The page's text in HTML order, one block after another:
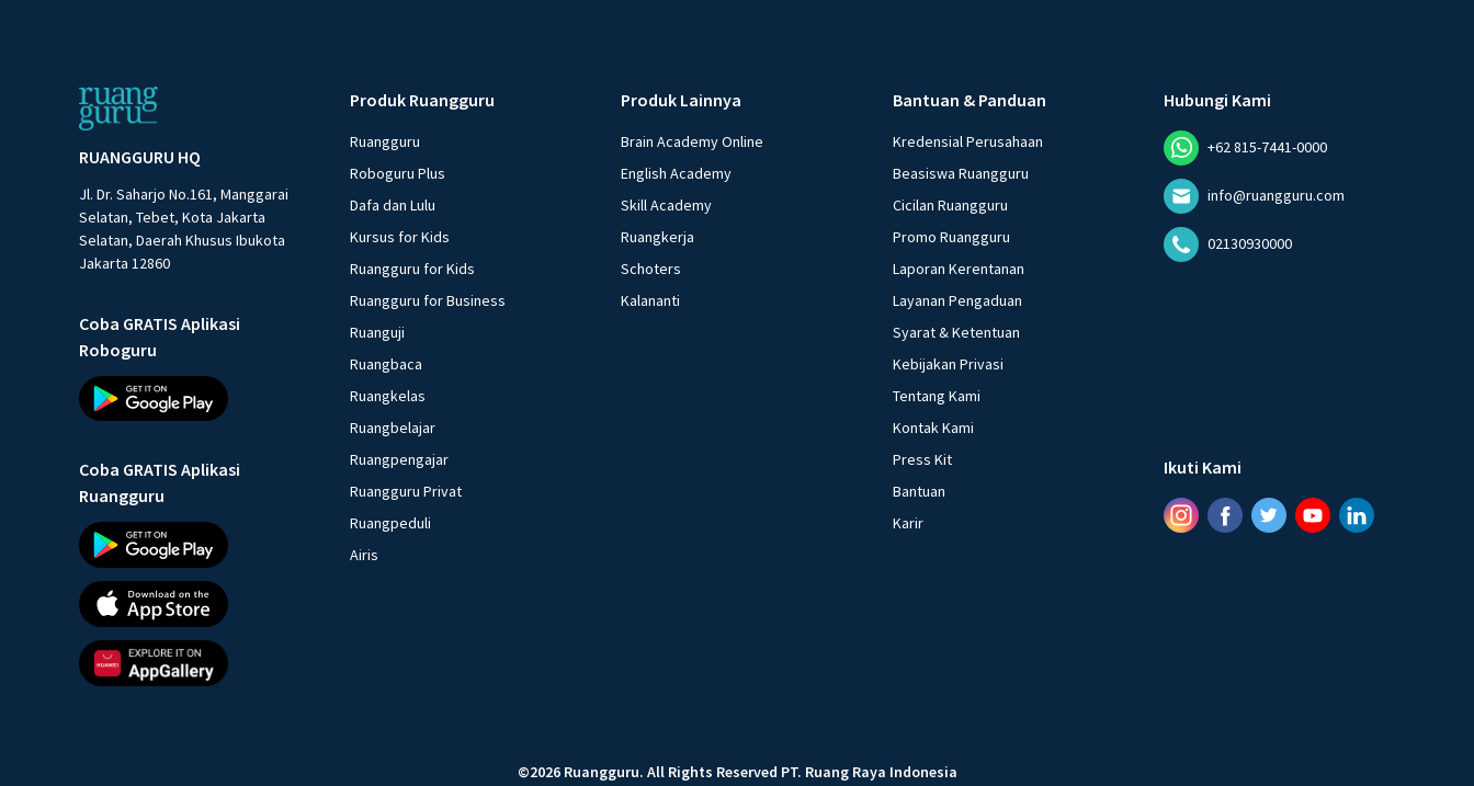
RUANGGURU HQ
Jl. Dr. Saharjo No.161, Manggarai
Selatan, Tebet, Kota Jakarta
Selatan, Daerah Khusus Ibukota
Jakarta 12860
Coba GRATIS Aplikasi
Roboguru
Coba GRATIS Aplikasi
Ruangguru
Produk Ruangguru
Ruangguru
Roboguru Plus
Dafa dan Lulu
Kursus for Kids
Ruangguru for Kids
Ruangguru for Business
Ruanguji
Ruangbaca
Ruangkelas
Ruangbelajar
Ruangpengajar
Ruangguru Privat
Ruangpeduli
Airis
Produk Lainnya
Brain Academy Online
English Academy
Skill Academy
Ruangkerja
Schoters
Kalananti
Bantuan & Panduan
Kredensial Perusahaan
Beasiswa Ruangguru
Cicilan Ruangguru
Promo Ruangguru
Laporan Kerentanan
Layanan Pengaduan
Syarat & Ketentuan
Kebijakan Privasi
Tentang Kami
Kontak Kami
Press Kit
Bantuan
Karir
Hubungi Kami
+62 815-7441-0000
info@ruangguru.com
02130930000
Ikuti Kami
©2026 Ruangguru. All Rights Reserved PT. Ruang Raya Indonesia